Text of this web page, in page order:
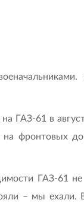
ГАЗ-61 в
фронтовых
ГАЗ-61
– мы